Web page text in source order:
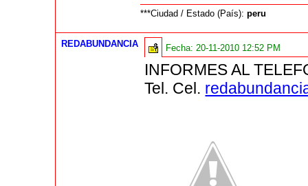
***Ciudad / Estado (País):peru
REDABUNDANCIA Fecha:20-11-2010 12:52 PM
INFORMES AL
Tel. Cel.